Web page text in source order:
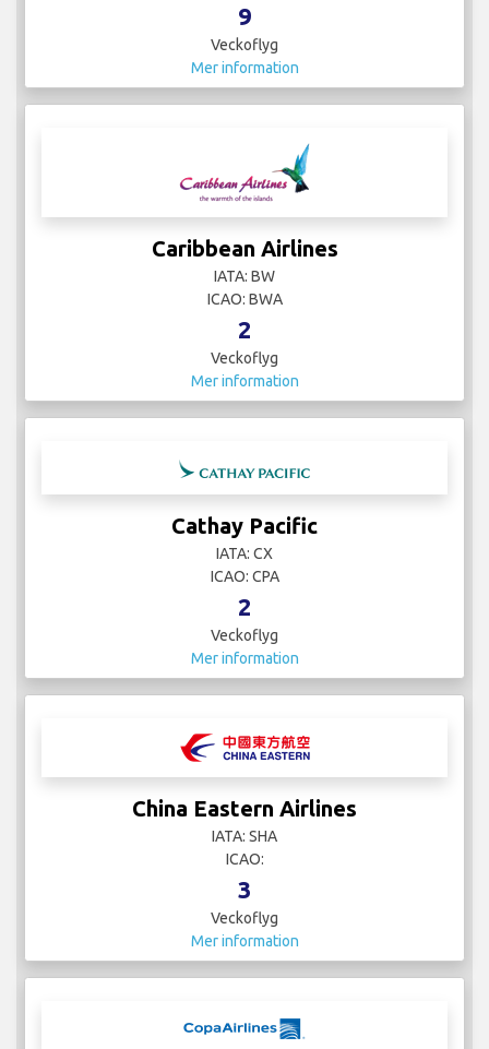
9
Veckoflyg
Mer information
Caribbean Airlines
IATA: BW
ICAO: BWA
2
Veckoflyg
Mer information
Cathay Pacific
IATA: CX
ICAO: CPA
2
Veckoflyg
Mer information
China Eastern Airlines
IATA: SHA
ICAO:
3
Veckoflyg
Mer information